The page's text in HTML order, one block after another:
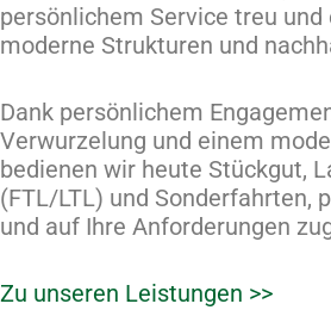
persönlichem Service treu
moderne Strukturen und
Dank persönlichem
Verwurzelung und einem
bedienen wir heute Stückgut,
(FTL/LTL) und Sonderfahrten,
und auf Ihre Anforderungen
Zu unseren Leistungen >>